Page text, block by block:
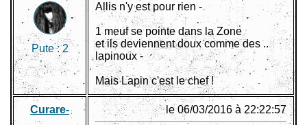
Pute :2
Allis n'y est pour rien -
1 meuf se pointe dans la Zone
et ils deviennent doux comme des ..
lapinoux -
Mais Lapin c'est le chef !
Curare- le 06/03/2016 à 22:22:57